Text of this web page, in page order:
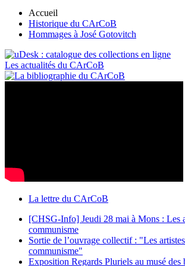
Accueil
Historique du CArCoB
Hommages à José Gotovitch
Les actualités du CArCoB
La lettre du CArCoB
[CHSG-Info] Jeudi 28 mai à Mons : Les
communisme
Sortie de l’ouvrage collectif : "Les
communisme"
Exposition Regards Pluriels au musé des